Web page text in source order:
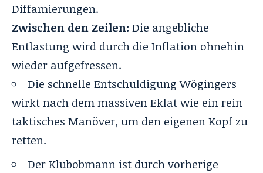
Diffamierungen.
Zwischen den Zeilen: Die angebliche
Entlastung wird durch die Inflation ohnehin
wieder aufgefressen.
Die schnelle Entschuldigung Wögingers
wirkt nach dem massiven Eklat wie ein rein
taktisches Manöver, um den eigenen Kopf zu
retten.
Der Klubobmann ist durch vorherige